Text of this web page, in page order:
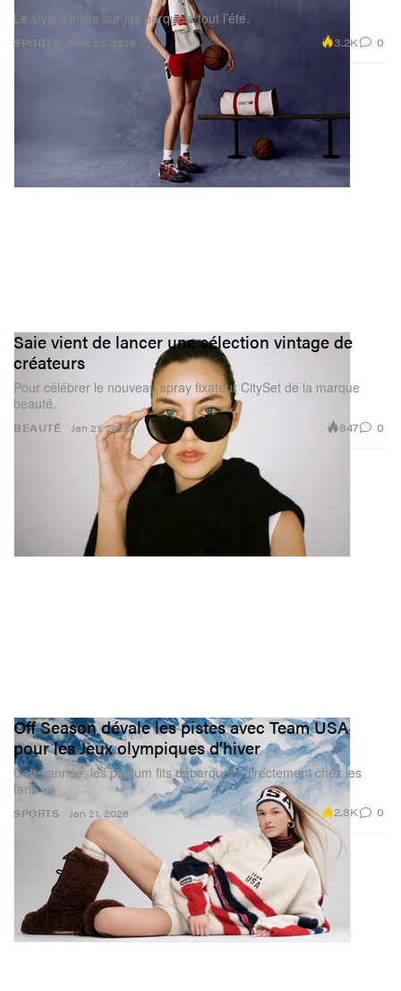
SPORTS
Le style s’invite sur les parquets tout l’été.
May 20, 2026 3.2K 0
BEAUTÉ
Saie vient de lancer une sélection vintage de
créateurs
Pour célébrer le nouveau spray fixateur CitySet de la marque
beauté.
Jan 21, 2026 847 0
SPORTS
Off Season dévale les pistes avec Team USA
pour les Jeux olympiques d’hiver
Cette année, les podium fits débarquent directement chez les
fans.
Jan 21, 2026 2.8K 0